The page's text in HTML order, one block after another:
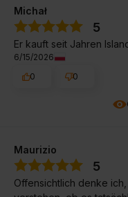
Michał
5
Er kauft seit Jahren
6/15/2026
0
0
Maurizio
5
Offensichtlich denke